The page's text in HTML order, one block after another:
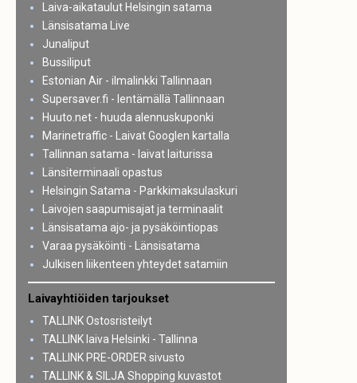
Laiva-aikataulut Helsingin satama
Länsisatama Live
Junaliput
Bussiliput
Estonian Air - ilmalinkki Tallinnaan
Supersaver.fi - lentämällä Tallinnaan
Huuto.net - huuda alennuskuponki
Marinetraffic - Laivat Googlen kartalla
Tallinnan satama - laivat laiturissa
Länsiterminaali opastus
Helsingin Satama - Parkkimaksulaskuri
Laivojen saapumisajat ja terminaalit
Länsisatama ajo- ja pysäköintiopas
Varaa pysäköinti - Länsisatama
Julkisen liikenteen yhteydet satamiin
Laivayhtiöiden tarjoukset
TALLINK Ostosristeilyt
TALLINK laiva Helsinki - Tallinna
TALLINK PRE-ORDER sivusto
TALLINK & SILJA Shopping kuvastot